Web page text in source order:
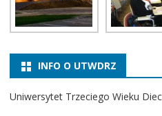
INFO O UTWDRZ
Uniwersytet Trzeciego Wieku